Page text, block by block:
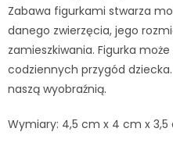
Zabawa figurkami stwarza
danego zwierzęcia, jego
zamieszkiwania. Figurka
codziennych przygód
naszą wyobraźnią.
Wymiary: 4,5 cm x 4 cm x 3,5